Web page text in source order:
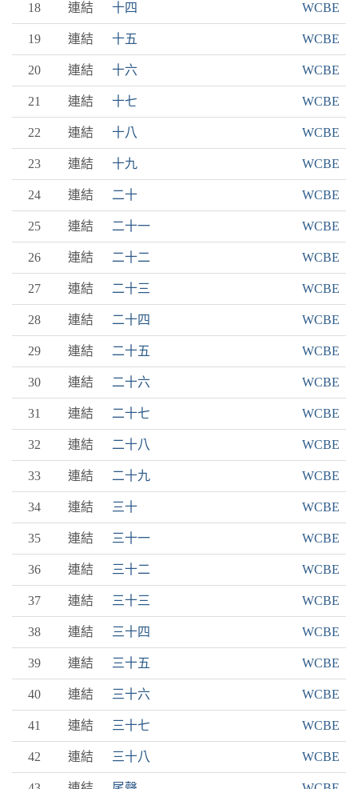
18 連結 十四 WCBE
19 連結 十五 WCBE
20 連結 十六 WCBE
21 連結 十七 WCBE
22 連結 十八 WCBE
23 連結 十九 WCBE
24 連結 二十 WCBE
25 連結 二十一 WCBE
26 連結 二十二 WCBE
27 連結 二十三 WCBE
28 連結 二十四 WCBE
29 連結 二十五 WCBE
30 連結 二十六 WCBE
31 連結 二十七 WCBE
32 連結 二十八 WCBE
33 連結 二十九 WCBE
34 連結 三十 WCBE
35 連結 三十一 WCBE
36 連結 三十二 WCBE
37 連結 三十三 WCBE
38 連結 三十四 WCBE
39 連結 三十五 WCBE
40 連結 三十六 WCBE
41 連結 三十七 WCBE
42 連結 三十八 WCBE